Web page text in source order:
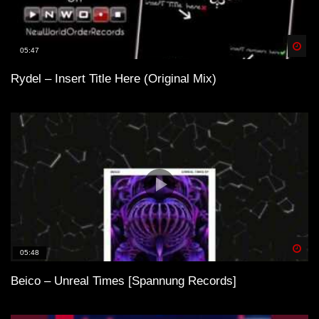
05:47
Rydel – Insert Title Here (Original Mix)
05:48
Beico – Unreal Times [Spannung Records]